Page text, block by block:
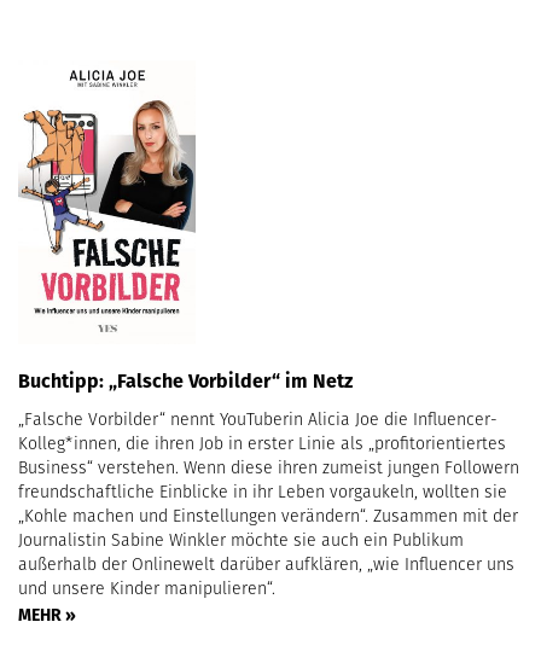
Buchtipp: „Falsche Vorbilder“ im Netz
„Falsche Vorbilder“ nennt YouTuberin Alicia Joe die Influencer-
Kolleg*innen, die ihren Job in erster Linie als „profitorientiertes
Business“ verstehen. Wenn diese ihren zumeist jungen Followern
freundschaftliche Einblicke in ihr Leben vorgaukeln, wollten sie
„Kohle machen und Einstellungen verändern“. Zusammen mit der
Journalistin Sabine Winkler möchte sie auch ein Publikum
außerhalb der Onlinewelt darüber aufklären, „wie Influencer uns
und unsere Kinder manipulieren“.
MEHR »